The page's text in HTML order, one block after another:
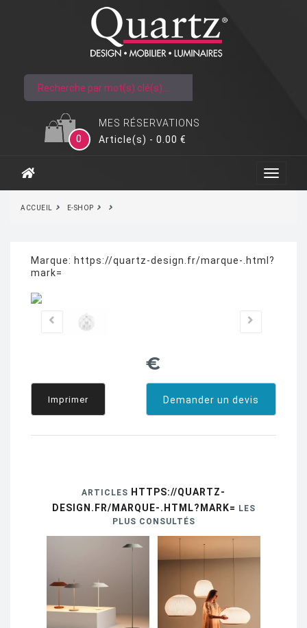
MES RÉSERVATIONS
0
Article(s) - 0.00 €
ACCUEIL E-SHOP
Marque: https://quartz-design.fr/marque-.html?
mark=
€
Demander un devis
Imprimer
ARTICLES HTTPS://QUARTZ-
DESIGN.FR/MARQUE-.HTML?MARK= LES
PLUS CONSULTÉS